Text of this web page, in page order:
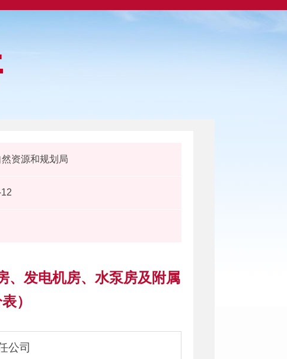
资源和规划局
、发电机房、水泵房及附属
）
公司